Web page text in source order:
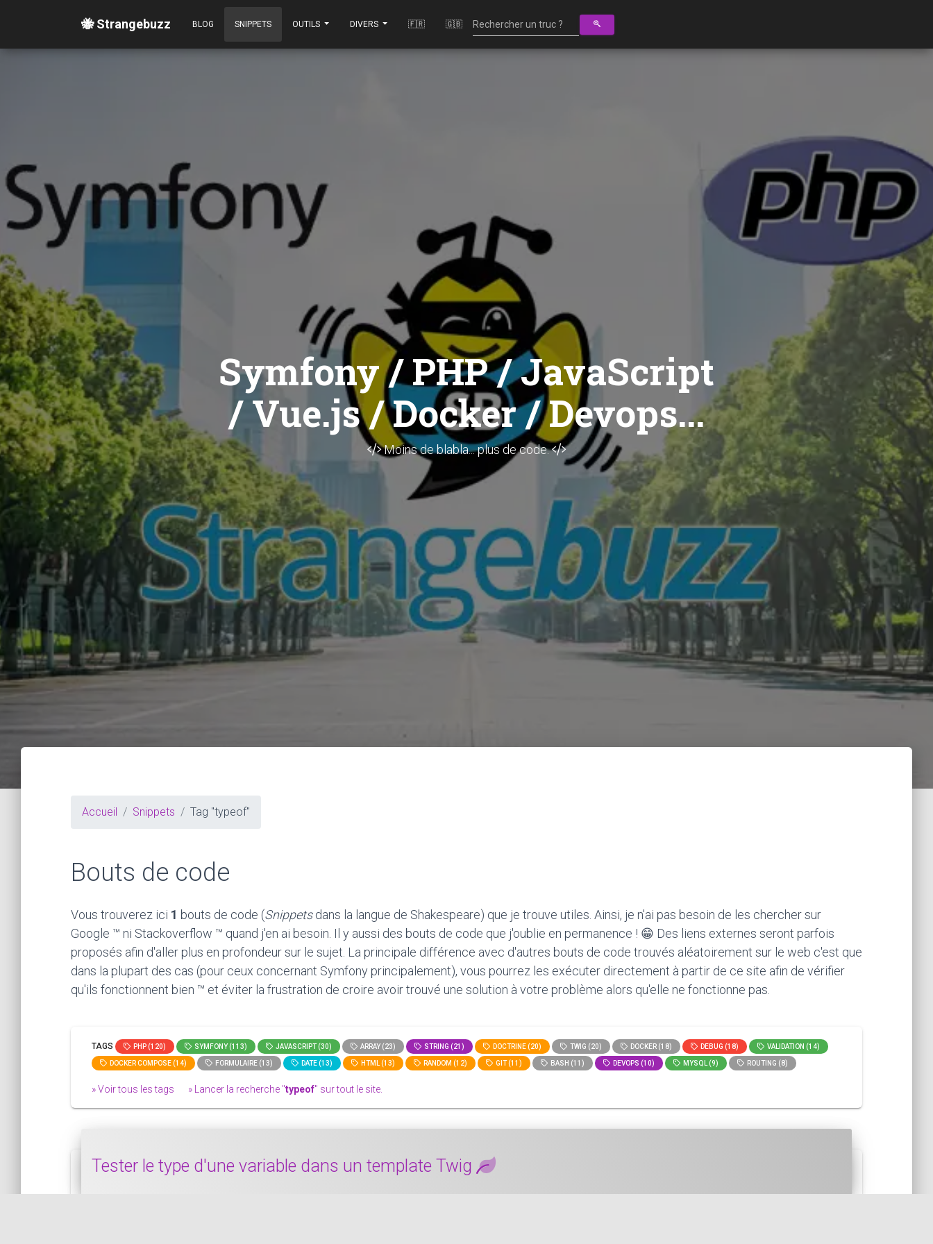
🐝 Strangebuzz BLOG SNIPPETS OUTILS DIVERS 🇫🇷 🇬🇧
Symfony / PHP / JavaScript
/ Vue.js / Docker / Devops...
Moins de blabla... plus de code.
Accueil Snippets Tag "typeof"
Bouts de code
Vous trouverez ici 1 bouts de code (Snippetsdans la langue de Shakespeare) que je trouve utiles. Ainsi, je n'ai pas besoin de les chercher sur
Google ™ ni Stackoverflow ™ quand j'en ai besoin. Il y aussi des bouts de code que j'oublie en permanence ! 😁 Des liens externes seront parfois
proposés afin d'aller plus en profondeur sur le sujet. La principale différence avec d'autres bouts de code trouvés aléatoirement sur le web c'est que
dans la plupart des cas (pour ceux concernant Symfony principalement), vous pourrez les exécuter directement à partir de ce site afin de vérifier
qu'ils fonctionnent bien ™ et éviter la frustration de croire avoir trouvé une solution à votre problème alors qu'elle ne fonctionne pas.
TAGS PHP (120) SYMFONY (113) JAVASCRIPT (30) ARRAY (23) STRING (21) DOCTRINE (20) TWIG (20) DOCKER (18) DEBUG (18) VALIDATION (14)
DOCKER COMPOSE (14) FORMULAIRE (13) DATE (13) HTML (13) RANDOM (12) GIT (11) BASH (11) DEVOPS (10) MYSQL (9) ROUTING (8)
» Voir tous les tags » Lancer la recherche "typeof" sur tout le site.
Tester le type d'une variable dans un template Twig